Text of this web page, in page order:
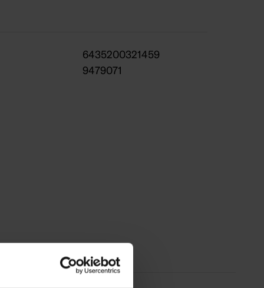
6435200321459
9479071